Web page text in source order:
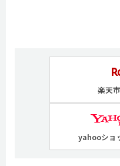
楽天
yahooショ